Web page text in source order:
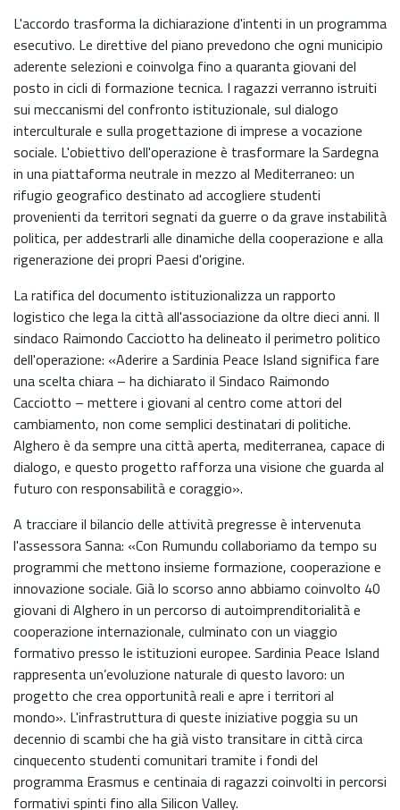
L'accordo trasforma la dichiarazione d'intenti in un programma
esecutivo. Le direttive del piano prevedono che ogni municipio
aderente selezioni e coinvolga fino a quaranta giovani del
posto in cicli di formazione tecnica. I ragazzi verranno istruiti
sui meccanismi del confronto istituzionale, sul dialogo
interculturale e sulla progettazione di imprese a vocazione
sociale. L'obiettivo dell'operazione è trasformare la Sardegna
in una piattaforma neutrale in mezzo al Mediterraneo: un
rifugio geografico destinato ad accogliere studenti
provenienti da territori segnati da guerre o da grave instabilità
politica, per addestrarli alle dinamiche della cooperazione e alla
rigenerazione dei propri Paesi d'origine.
La ratifica del documento istituzionalizza un rapporto
logistico che lega la città all'associazione da oltre dieci anni. Il
sindaco Raimondo Cacciotto ha delineato il perimetro politico
dell'operazione: «Aderire a Sardinia Peace Island significa fare
una scelta chiara – ha dichiarato il Sindaco Raimondo
Cacciotto – mettere i giovani al centro come attori del
cambiamento, non come semplici destinatari di politiche.
Alghero è da sempre una città aperta, mediterranea, capace di
dialogo, e questo progetto rafforza una visione che guarda al
futuro con responsabilità e coraggio».
A tracciare il bilancio delle attività pregresse è intervenuta
l'assessora Sanna: «Con Rumundu collaboriamo da tempo su
programmi che mettono insieme formazione, cooperazione e
innovazione sociale. Già lo scorso anno abbiamo coinvolto 40
giovani di Alghero in un percorso di autoimprenditorialità e
cooperazione internazionale, culminato con un viaggio
formativo presso le istituzioni europee. Sardinia Peace Island
rappresenta un’evoluzione naturale di questo lavoro: un
progetto che crea opportunità reali e apre i territori al
mondo». L'infrastruttura di queste iniziative poggia su un
decennio di scambi che ha già visto transitare in città circa
cinquecento studenti comunitari tramite i fondi del
programma Erasmus e centinaia di ragazzi coinvolti in percorsi
formativi spinti fino alla Silicon Valley.